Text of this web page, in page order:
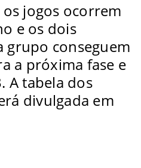
jogos ocorrem
e os dois
grupo conseguem
a próxima fase e
A tabela dos
divulgada em